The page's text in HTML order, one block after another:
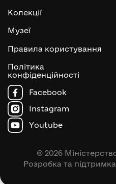
Колекції
Музеї
Правила користування
Політика
конфіденційності
Facebook
Instagram
Youtube
© 2026
Розробка та